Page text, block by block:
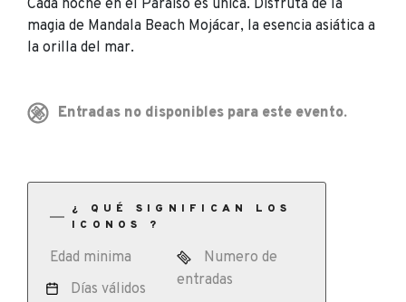
Cada noche en el Paraíso es única. Disfruta de la
magia de Mandala Beach Mojácar, la esencia asiática a
la orilla del mar.
Entradas no disponibles para este evento.
¿ QUÉ SIGNIFICAN LOS
ICONOS ?
Edad minima
Días válidos
Numero de
entradas